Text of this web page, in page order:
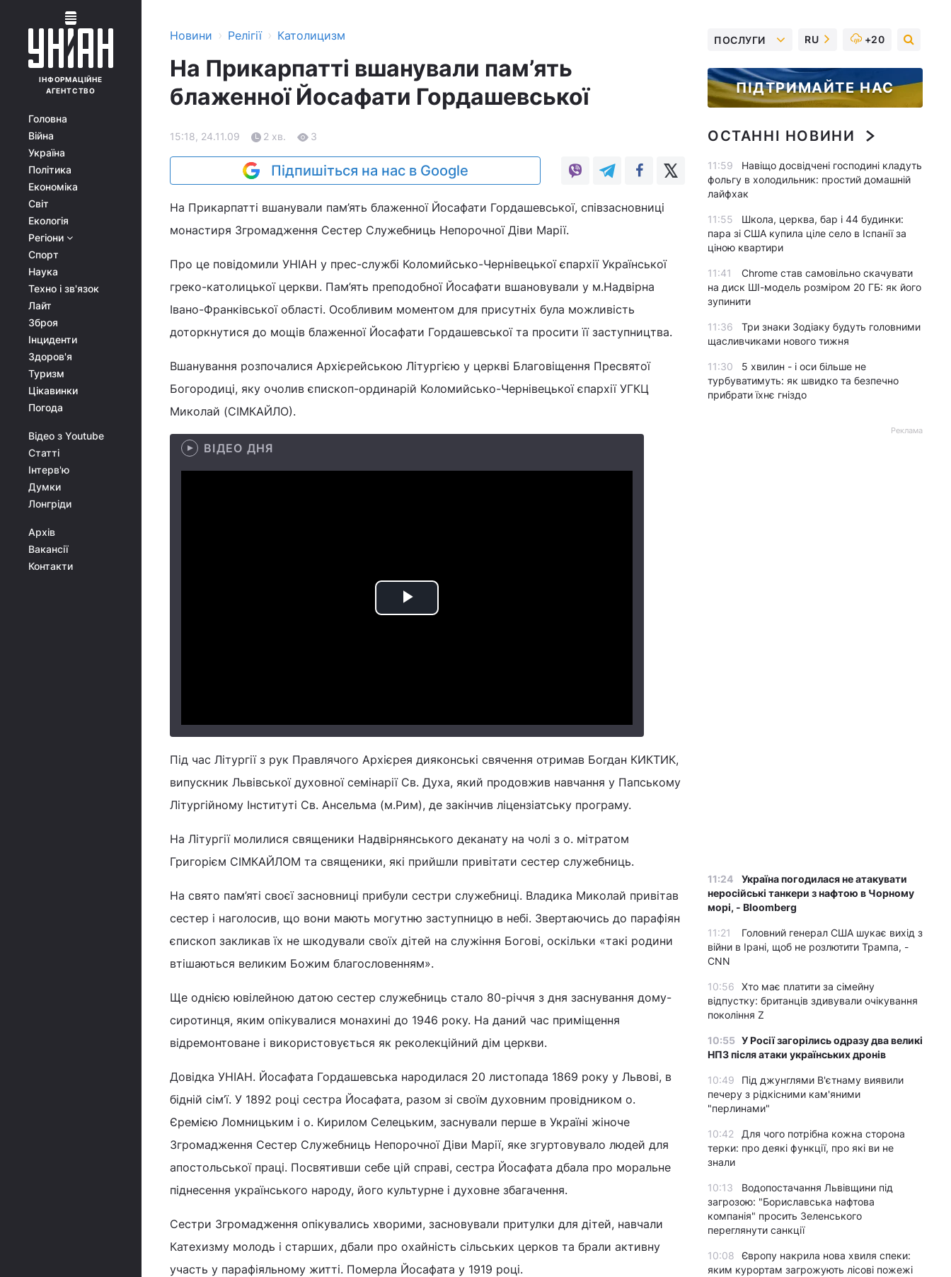
ІНФОРМАЦІЙНЕ
АГЕНТСТВО
Головна
Війна
Україна
Політика
Економіка
Світ
Екологія
Регіони
Спорт
Наука
Техно і зв'язок
Лайт
Зброя
Інциденти
Здоров'я
Туризм
Цікавинки
Погода
Відео з Youtube
Статті
Інтерв'ю
Думки
Лонгріди
Архів
Вакансії
Контакти
Новини › Релігії › Католицизм
На Прикарпатті вшанували пам’ять
блаженної Йосафати Гордашевської
15:18, 24.11.09 2 хв. 3
Підпишіться на нас в Google
На Прикарпатті вшанували пам’ять блаженної Йосафати Гордашевської, співзасновниці
монастиря Згромадження Сестер Служебниць Непорочної Діви Марії.
Про це повідомили УНІАН у прес-службі Коломийсько-Чернівецької єпархії Української
греко-католицької церкви. Пам’ять преподобної Йосафати вшановували у м.Надвірна
Івано-Франківської області. Особливим моментом для присутніх була можливість
доторкнутися до мощів блаженної Йосафати Гордашевської та просити її заступництва.
Вшанування розпочалися Архієрейською Літургією у церкві Благовіщення Пресвятої
Богородиці, яку очолив єпископ-ординарій Коломийсько-Чернівецької єпархії УГКЦ
Миколай (СІМКАЙЛО).
ВІДЕО ДНЯ
Play
Під час Літургії з рук Правлячого Архієрея дияконські свячення отримав Богдан КИКТИК,
випускник Львівської духовної семінарії Св. Духа, який продовжив навчання у Папському
Літургійному Інституті Св. Ансельма (м.Рим), де закінчив ліцензіатську програму.
На Літургії молилися священики Надвірнянського деканату на чолі з о. мітратом
Григорієм СІМКАЙЛОМ та священики, які прийшли привітати сестер служебниць.
На свято пам’яті своєї засновниці прибули сестри служебниці. Владика Миколай привітав
сестер і наголосив, що вони мають могутню заступницю в небі. Звертаючись до парафіян
єпископ закликав їх не шкодували своїх дітей на служіння Богові, оскільки «такі родини
втішаються великим Божим благословенням».
Ще однією ювілейною датою сестер служебниць стало 80-річчя з дня заснування дому-
сиротинця, яким опікувалися монахині до 1946 року. На даний час приміщення
відремонтоване і використовується як реколекційний дім церкви.
Довідка УНІАН. Йосафата Гордашевська народилася 20 листопада 1869 року у Львові, в
бідній сім’ї. У 1892 році сестра Йосафата, разом зі своїм духовним провідником о.
Єремією Ломницьким і о. Кирилом Селецьким, заснували перше в Україні жіноче
Згромадження Сестер Служебниць Непорочної Діви Марії, яке згуртовувало людей для
апостольської праці. Посвятивши себе цій справі, сестра Йосафата дбала про моральне
піднесення українського народу, його культурне і духовне збагачення.
Сестри Згромадження опікувались хворими, засновували притулки для дітей, навчали
Катехизму молодь і старших, дбали про охайність сільських церков та брали активну
участь у парафіяльному житті. Померла Йосафата у 1919 році.
ПОСЛУГИ RU +20
ПІДТРИМАЙТЕ НАС
ОСТАННІ НОВИНИ
11:59
Навіщо досвідчені господині кладуть
фольгу в холодильник: простий домашній
лайфхак
11:55
Школа, церква, бар і 44 будинки:
пара зі США купила ціле село в Іспанії за
ціною квартири
11:41
Chrome став самовільно скачувати
на диск ШІ-модель розміром 20 ГБ: як його
зупинити
11:36
Три знаки Зодіаку будуть головними
щасливчиками нового тижня
11:30
5 хвилин - і оси більше не
турбуватимуть: як швидко та безпечно
прибрати їхнє гніздо
Реклама
11:24
Україна погодилася не атакувати
неросійські танкери з нафтою в Чорному
морі, - Bloomberg
11:21
Головний генерал США шукає вихід з
війни в Ірані, щоб не розлютити Трампа, -
CNN
10:56
Хто має платити за сімейну
відпустку: британців здивували очікування
покоління Z
10:55 У Росії загорілись одразу два великі
НПЗ після атаки українських дронів
10:49
Під джунглями В'єтнаму виявили
печеру з рідкісними кам'яними
"перлинами"
10:42
Для чого потрібна кожна сторона
терки: про деякі функції, про які ви не
знали
10:13
Водопостачання Львівщини під
загрозою: "Бориславська нафтова
компанія" просить Зеленського
переглянути санкції
10:08
Європу накрила нова хвиля спеки:
яким курортам загрожують лісові пожежі